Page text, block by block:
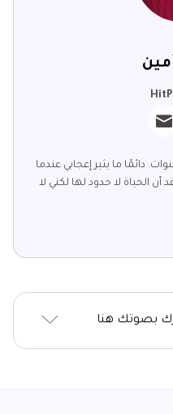
دائمًا ما يثير إعجابي عندما
الحياة لا حدود لها لكني لا
بصوتك هنا